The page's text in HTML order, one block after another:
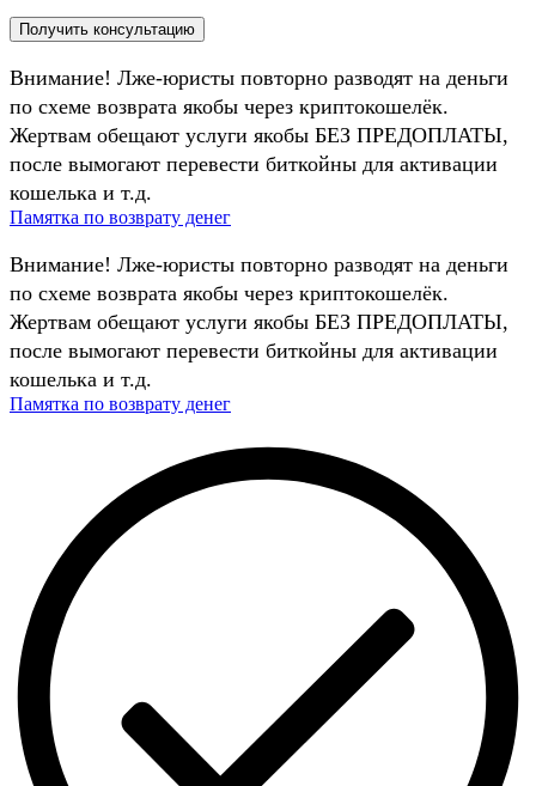
Внимание! Лже-юристы повторно разводят на деньги
по схеме возврата якобы через криптокошелёк.
Жертвам обещают услуги якобы БЕЗ ПРЕДОПЛАТЫ,
после вымогают перевести биткойны для активации
кошелька и т.д.
Памятка по возврату денег
Внимание! Лже-юристы повторно разводят на деньги
по схеме возврата якобы через криптокошелёк.
Жертвам обещают услуги якобы БЕЗ ПРЕДОПЛАТЫ,
после вымогают перевести биткойны для активации
кошелька и т.д.
Памятка по возврату денег